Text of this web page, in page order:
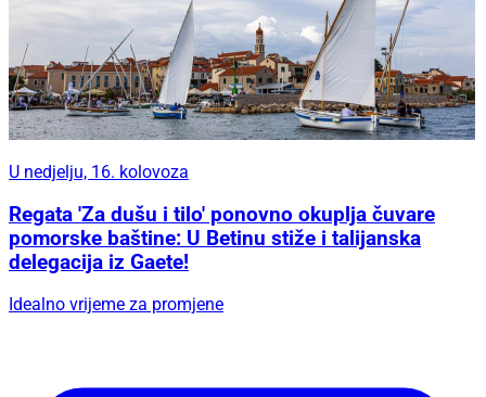
U nedjelju, 16. kolovoza
Regata 'Za dušu i tilo' ponovno okuplja čuvare
pomorske baštine: U Betinu stiže i talijanska
delegacija iz Gaete!
Idealno vrijeme za promjene